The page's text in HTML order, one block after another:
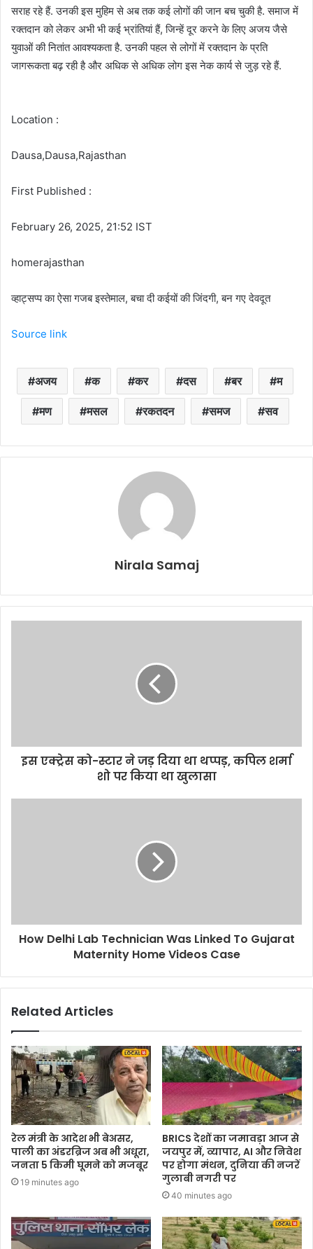
सराह रहे हैं. उनकी इस मुहिम से अब तक कई लोगों की जान बच चुकी है. समाज में
रक्तदान को लेकर अभी भी कई भ्रांतियां हैं, जिन्हें दूर करने के लिए अजय जैसे
युवाओं की नितांत आवश्यकता है. उनकी पहल से लोगों में रक्तदान के प्रति
जागरूकता बढ़ रही है और अधिक से अधिक लोग इस नेक कार्य से जुड़ रहे हैं.
Location :
Dausa,Dausa,Rajasthan
First Published :
February 26, 2025, 21:52 IST
homerajasthan
व्हाट्सप्प का ऐसा गजब इस्तेमाल, बचा दी कईयों की जिंदगी, बन गए देवदूत
Source link
अजय क कर दस बर म
मण मसल रकतदन समज सव
Nirala Samaj
इस एक्ट्रेस को-स्टार ने जड़ दिया था थप्पड़, कपिल शर्मा
शो पर किया था खुलासा
How Delhi Lab Technician Was Linked To Gujarat
Maternity Home Videos Case
Related Articles
रेल मंत्री के आदेश भी बेअसर,
पाली का अंडरब्रिज अब भी अधूरा,
जनता 5 किमी घूमने को मजबूर
19 minutes ago
BRICS देशों का जमावड़ा आज से
जयपुर में, व्यापार, AI और निवेश
पर होगा मंथन, दुनिया की नजरें
गुलाबी नगरी पर
40 minutes ago